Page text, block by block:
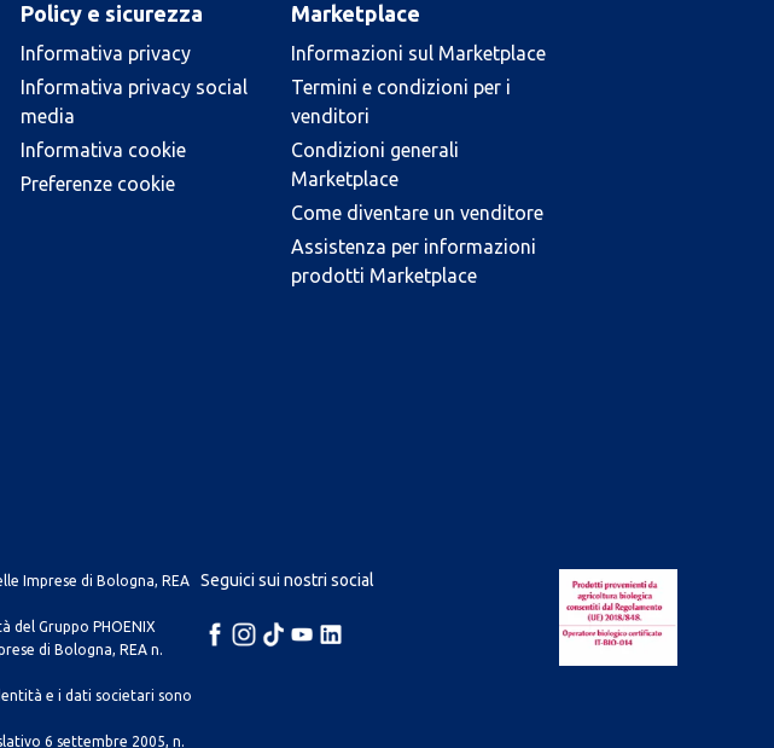
Policy e sicurezza
Informativa privacy
Informativa privacy social
media
Informativa cookie
Preferenze cookie
Marketplace
Informazioni sul Marketplace
Termini e condizioni per i
venditori
Condizioni generali
Marketplace
Come diventare un venditore
Assistenza per informazioni
prodotti Marketplace
Imprese di Bologna, REA
del Gruppo PHOENIX
di Bologna, REA n.
e i dati societari sono
6 settembre 2005, n.
Seguici sui nostri social